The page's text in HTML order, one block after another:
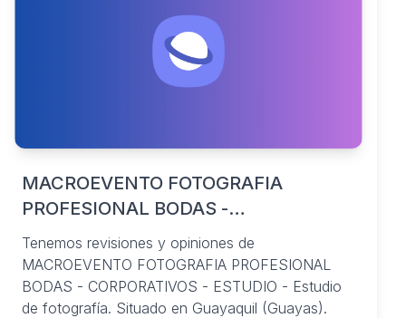
MACROEVENTO FOTOGRAFIA
PROFESIONAL BODAS -
CORPORATIVOS - ESTUDIO
Tenemos revisiones y opiniones de
MACROEVENTO FOTOGRAFIA PROFESIONAL
BODAS - CORPORATIVOS - ESTUDIO - Estudio
de fotografía. Situado en Guayaquil (Guayas).